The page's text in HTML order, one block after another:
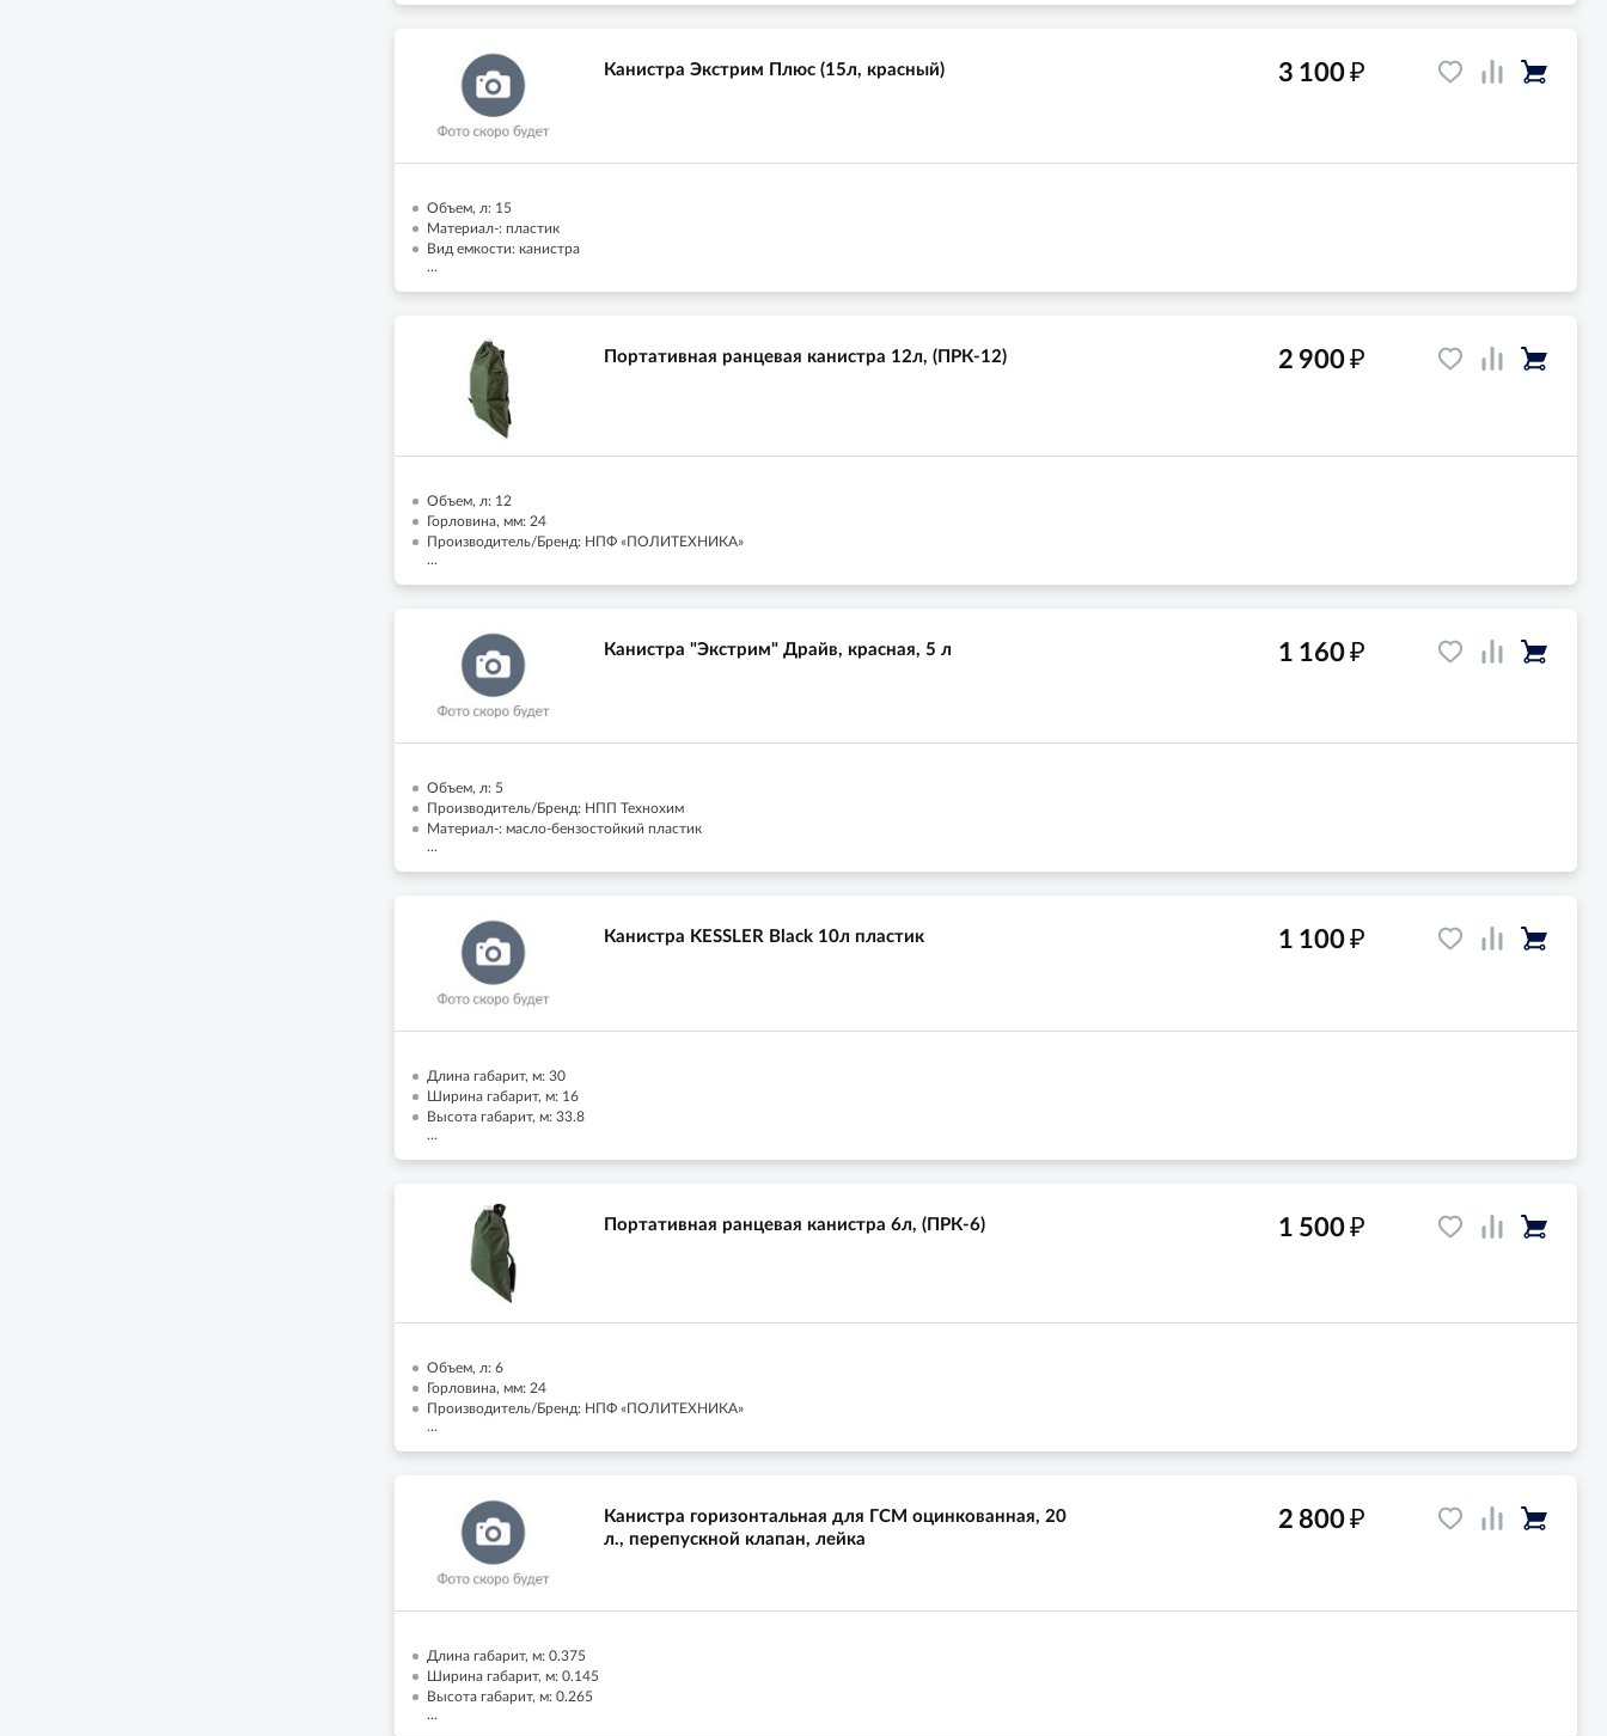
Канистра Экстрим Плюс (15л, красный)
Объем, л: 15
Материал-: пластик
Вид емкости: канистра
...
3 100₽
Портативная ранцевая канистра 12л, (ПРК-12)
Объем, л: 12
Горловина, мм: 24
Производитель/Бренд: НПФ «ПОЛИТЕХНИКА»
...
2 900₽
Канистра "Экстрим" Драйв, красная, 5 л
Объем, л: 5
Производитель/Бренд: НПП Технохим
Материал-: масло-бензостойкий пластик
...
1 160₽
Канистра KESSLER Black 10л пластик
Длина габарит, м: 30
Ширина габарит, м: 16
Высота габарит, м: 33.8
...
1 100₽
Портативная ранцевая канистра 6л, (ПРК-6)
Объем, л: 6
Горловина, мм: 24
Производитель/Бренд: НПФ «ПОЛИТЕХНИКА»
...
1 500₽
Канистра горизонтальная для ГСМ оцинкованная, 20
л., перепускной клапан, лейка
Длина габарит, м: 0.375
Ширина габарит, м: 0.145
Высота габарит, м: 0.265
...
2 800₽